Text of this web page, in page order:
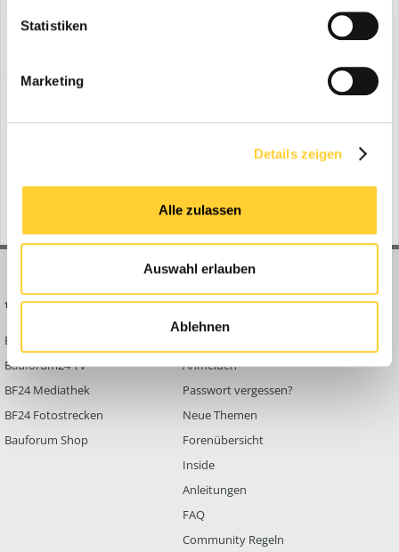
Statistiken
Marketing
Details zeigen
Alle zulassen
Auswahl erlauben
Ablehnen
No registered users viewing this page.
BAUFORUM24
Bauforum24 News
Bauforum24 TV
BF24 Mediathek
BF24 Fotostrecken
Bauforum Shop
FORUM LINKS
Anmelden
Passwort vergessen?
Neue Themen
Forenübersicht
Inside
Anleitungen
FAQ
Community Regeln